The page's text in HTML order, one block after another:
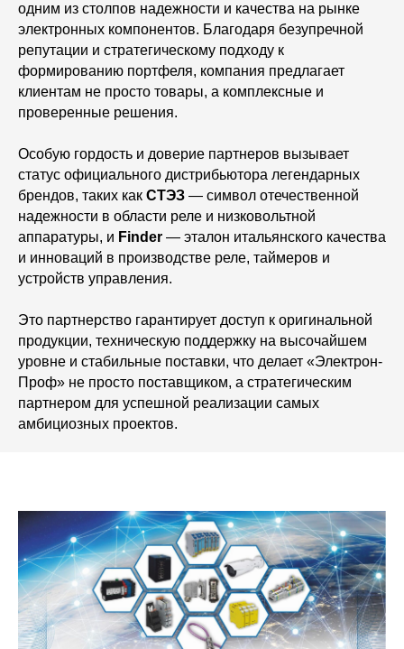
одним из столпов надежности и качества на рынке
электронных компонентов. Благодаря безупречной
репутации и стратегическому подходу к
формированию портфеля, компания предлагает
клиентам не просто товары, а комплексные и
проверенные решения.
Особую гордость и доверие партнеров вызывает
статус официального дистрибьютора легендарных
брендов, таких как СТЭЗ — символ отечественной
надежности в области реле и низковольтной
аппаратуры, и Finder — эталон итальянского качества
и инноваций в производстве реле, таймеров и
устройств управления.
Это партнерство гарантирует доступ к оригинальной
продукции, техническую поддержку на высочайшем
уровне и стабильные поставки, что делает «Электрон-
Проф» не просто поставщиком, а стратегическим
партнером для успешной реализации самых
амбициозных проектов.